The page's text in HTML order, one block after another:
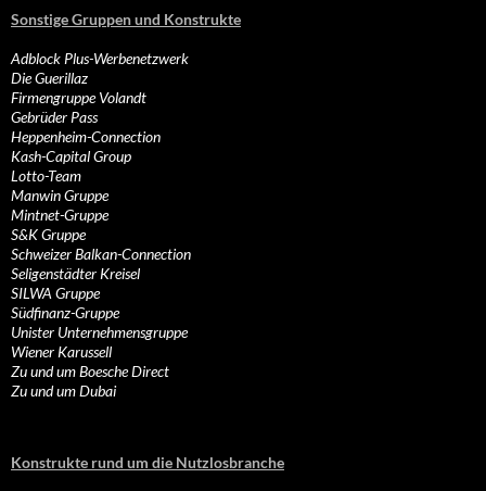
Sonstige Gruppen und Konstrukte
Adblock Plus-Werbenetzwerk
Die Guerillaz
Firmengruppe Volandt
Gebrüder Pass
Heppenheim-Connection
Kash-Capital Group
Lotto-Team
Manwin Gruppe
Mintnet-Gruppe
S&K Gruppe
Schweizer Balkan-Connection
Seligenstädter Kreisel
SILWA Gruppe
Südfinanz-Gruppe
Unister Unternehmensgruppe
Wiener Karussell
Zu und um Boesche Direct
Zu und um Dubai
Konstrukte rund um die Nutzlosbranche